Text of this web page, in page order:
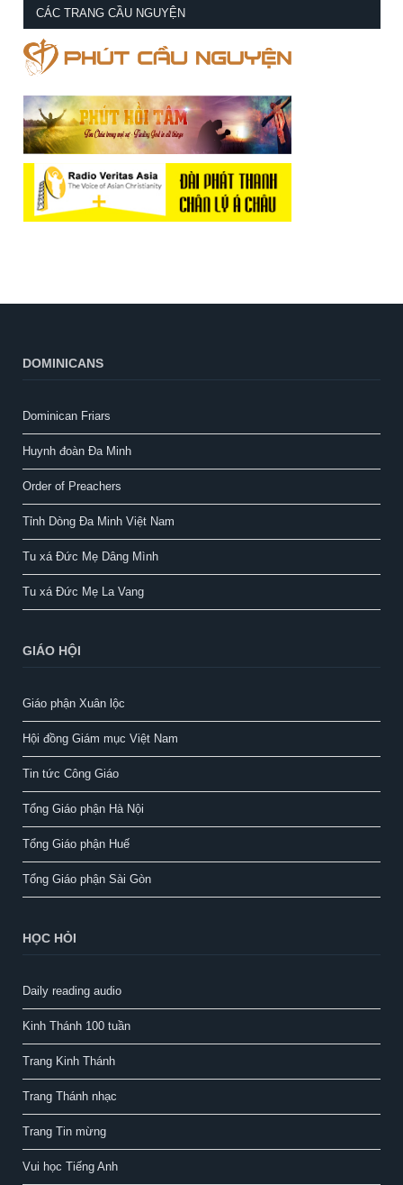
CÁC TRANG CẦU NGUYỆN
DOMINICANS
Dominican Friars
Huynh đoàn Đa Minh
Order of Preachers
Tỉnh Dòng Đa Minh Việt Nam
Tu xá Đức Mẹ Dâng Mình
Tu xá Đức Mẹ La Vang
GIÁO HỘI
Giáo phận Xuân lộc
Hội đồng Giám mục Việt Nam
Tin tức Công Giáo
Tổng Giáo phận Hà Nội
Tổng Giáo phận Huế
Tổng Giáo phận Sài Gòn
HỌC HỎI
Daily reading audio
Kinh Thánh 100 tuần
Trang Kinh Thánh
Trang Thánh nhạc
Trang Tin mừng
Vui học Tiếng Anh